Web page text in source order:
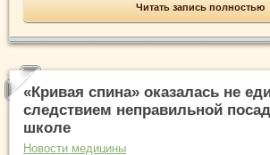
Читать запись полностью
«Кривая спина» оказалась не
следствием неправильной
школе
Новости медицины